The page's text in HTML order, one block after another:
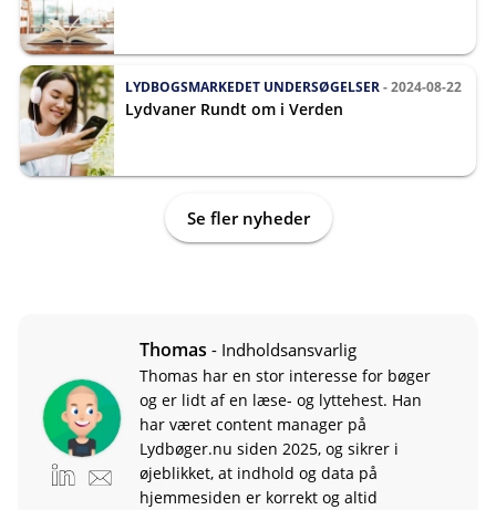
LYDBOGSMARKEDET UNDERSØGELSER- 2024-08-22
Lydvaner Rundt om i Verden
Se fler nyheder
Thomas - Indholdsansvarlig
Thomas har en stor interesse for bøger
og er lidt af en læse- og lyttehest. Han
har været content manager på
Lydbøger.nu siden 2025, og sikrer i
øjeblikket, at indhold og data på
hjemmesiden er korrekt og altid